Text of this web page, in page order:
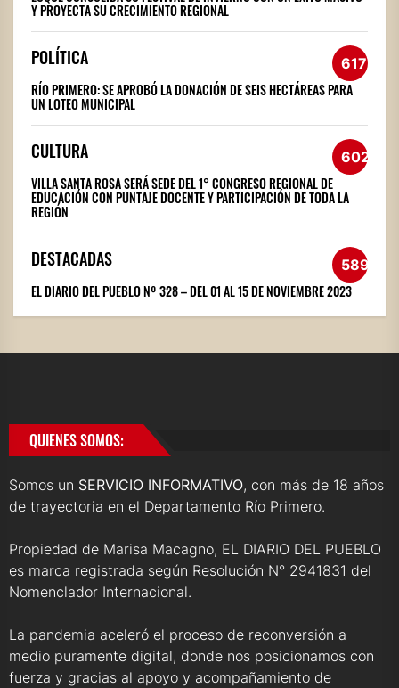
Y PROYECTA SU CRECIMIENTO REGIONAL
POLÍTICA 617
RÍO PRIMERO: SE APROBÓ LA DONACIÓN DE SEIS HECTÁREAS PARA
UN LOTEO MUNICIPAL
CULTURA 602
VILLA SANTA ROSA SERÁ SEDE DEL 1° CONGRESO REGIONAL DE
EDUCACIÓN CON PUNTAJE DOCENTE Y PARTICIPACIÓN DE TODA LA
REGIÓN
DESTACADAS 589
EL DIARIO DEL PUEBLO Nº 328 – DEL 01 AL 15 DE NOVIEMBRE 2023
QUIENES SOMOS:
Somos un SERVICIO INFORMATIVO, con más de 18 años
de trayectoria en el Departamento Río Primero.
Propiedad de Marisa Macagno, EL DIARIO DEL PUEBLO
es marca registrada según Resolución N° 2941831 del
Nomenclador Internacional.
La pandemia aceleró el proceso de reconversión a
medio puramente digital, donde nos posicionamos con
fuerza y gracias al apoyo y acompañamiento de